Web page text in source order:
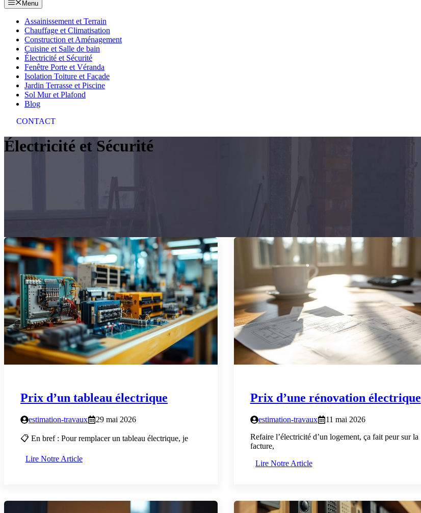
Menu
Assainissement et Terrain
Chauffage et Climatisation
Construction et Aménagement
Cuisine et Salle de bain
Électricité et Sécurité
Fenêtre Porte et Véranda
Isolation Toiture et Façade
Jardin Terrasse et Piscine
Sol Mur et Plafond
Blog
CONTACT
Électricité et Sécurité
Prix d’un tableau électrique
estimation-travaux 29 mai 2026
📋 En bref : Pour remplacer un tableau électrique, je
Lire Notre Article
Prix d’une rénovation électrique
estimation-travaux
11 mai 2026
Refaire l’électricité d’un logement, ça fait peur sur la
facture,
Lire Notre Article